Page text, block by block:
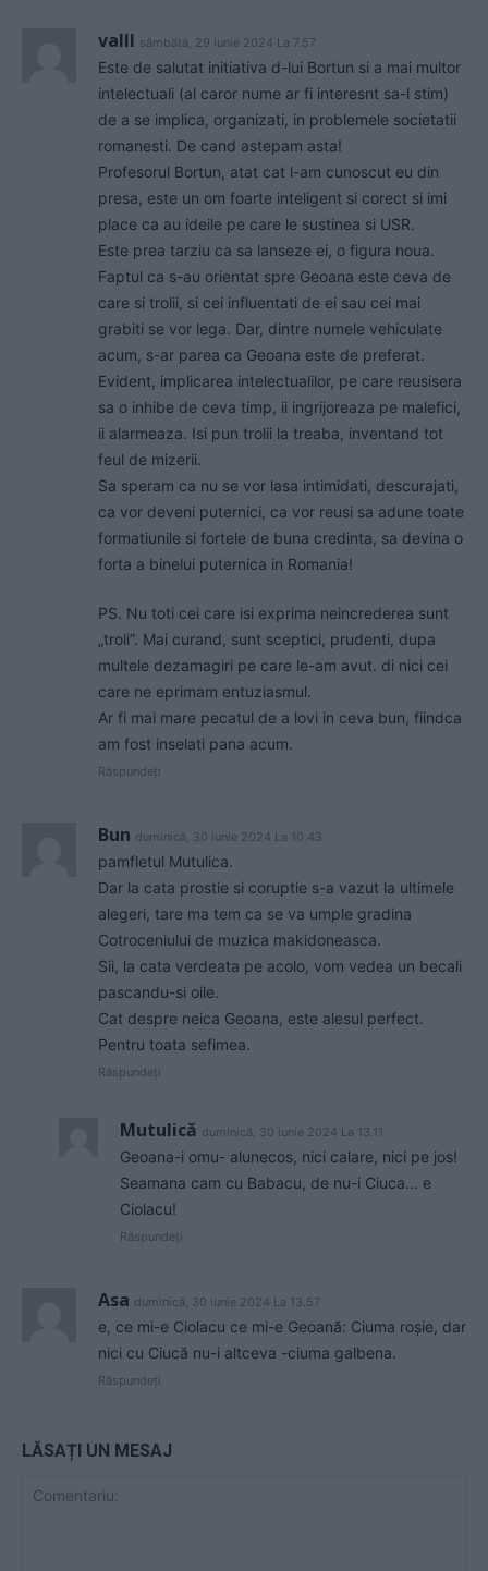
valll sâmbătă, 29 iunie 2024 La 7.57
Este de salutat initiativa d-lui Bortun si a mai multor
intelectuali (al caror nume ar fi interesnt sa-l stim)
de a se implica, organizati, in problemele societatii
romanesti. De cand astepam asta!
Profesorul Bortun, atat cat l-am cunoscut eu din
presa, este un om foarte inteligent si corect si imi
place ca au ideile pe care le sustinea si USR.
Este prea tarziu ca sa lanseze ei, o figura noua.
Faptul ca s-au orientat spre Geoana este ceva de
care si trolii, si cei influentati de ei sau cei mai
grabiti se vor lega. Dar, dintre numele vehiculate
acum, s-ar parea ca Geoana este de preferat.
Evident, implicarea intelectualilor, pe care reusisera
sa o inhibe de ceva timp, ii ingrijoreaza pe malefici,
ii alarmeaza. Isi pun trolii la treaba, inventand tot
feul de mizerii.
Sa speram ca nu se vor lasa intimidati, descurajati,
ca vor deveni puternici, ca vor reusi sa adune toate
formatiunile si fortele de buna credinta, sa devina o
forta a binelui puternica in Romania!
PS. Nu toti cei care isi exprima neincrederea sunt
„troli”. Mai curand, sunt sceptici, prudenti, dupa
multele dezamagiri pe care le-am avut. di nici cei
care ne eprimam entuziasmul.
Ar fi mai mare pecatul de a lovi in ceva bun, fiindca
am fost inselati pana acum.
Răspundeți
Bun duminică, 30 iunie 2024 La 10.43
pamfletul Mutulica.
Dar la cata prostie si coruptie s-a vazut la ultimele
alegeri, tare ma tem ca se va umple gradina
Cotroceniului de muzica makidoneasca.
Sii, la cata verdeata pe acolo, vom vedea un becali
pascandu-si oile.
Cat despre neica Geoana, este alesul perfect.
Pentru toata sefimea.
Răspundeți
Mutulică duminică, 30 iunie 2024 La 13.11
Geoana-i omu- alunecos, nici calare, nici pe jos!
Seamana cam cu Babacu, de nu-i Ciuca… e
Ciolacu!
Răspundeți
Asa duminică, 30 iunie 2024 La 13.57
e, ce mi-e Ciolacu ce mi-e Geoană: Ciuma roșie, dar
nici cu Ciucă nu-i altceva -ciuma galbena.
Răspundeți
LĂSAȚI UN MESAJ